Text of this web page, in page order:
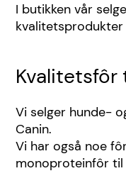
I butikken vår
Vi selger hunde-
Canin.
Vi har også noe
monoproteinfôr til